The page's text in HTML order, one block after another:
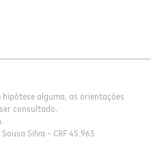
alguma, as orientações
consultado.
Silva - CRF 45.965